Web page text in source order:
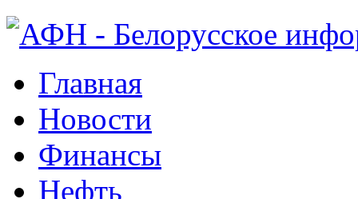
Главная
Новости
Финансы
Нефть